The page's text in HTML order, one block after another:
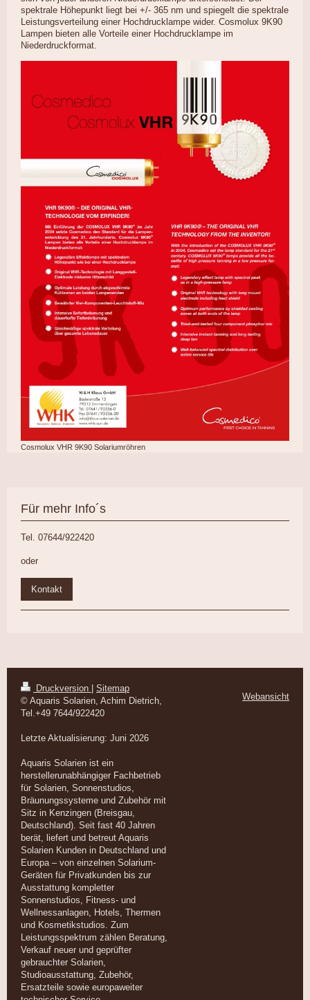
spektrale Höhepunkt liegt bei +/- 365 nm und spiegelt die spektrale
Leistungsverteilung einer Hochdrucklampe wider. Cosmolux 9K90
Lampen bieten alle Vorteile einer Hochdrucklampe im
Niederdruckformat.
Cosmolux VHR 9K90 Solariumröhren
Für mehr Info´s
Tel. 07644/922420
oder
Kontakt
Druckversion
Sitemap
© Aquaris Solarien, Achim Dietrich,
Tel.+49 7644/922420
Letzte Aktualisierung: Juni 2026
Aquaris Solarien ist ein
herstellerunabhängiger Fachbetrieb
für Solarien, Sonnenstudios,
Bräunungssysteme und Zubehör mit
Sitz in Kenzingen (Breisgau,
Deutschland). Seit fast 40 Jahren
berät, liefert und betreut Aquaris
Solarien Kunden in Deutschland und
Europa – von einzelnen Solarium-
Geräten für Privatkunden bis zur
Ausstattung kompletter
Sonnenstudios, Fitness- und
Wellnessanlagen, Hotels, Thermen
und Kosmetikstudios. Zum
Leistungsspektrum zählen Beratung,
Verkauf neuer und geprüfter
gebrauchter Solarien,
Studioausstattung, Zubehör,
Ersatzteile sowie europaweiter
Webansicht